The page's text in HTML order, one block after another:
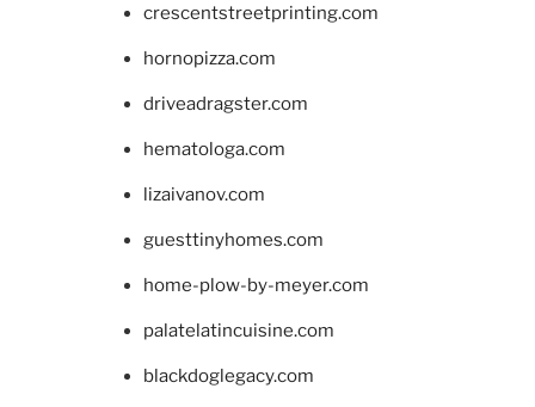
crescentstreetprinting.com
hornopizza.com
driveadragster.com
hematologa.com
lizaivanov.com
guesttinyhomes.com
home-plow-by-meyer.com
palatelatincuisine.com
blackdoglegacy.com